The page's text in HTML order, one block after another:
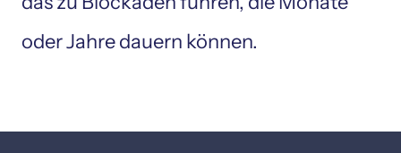
oder Jahre dauern können.